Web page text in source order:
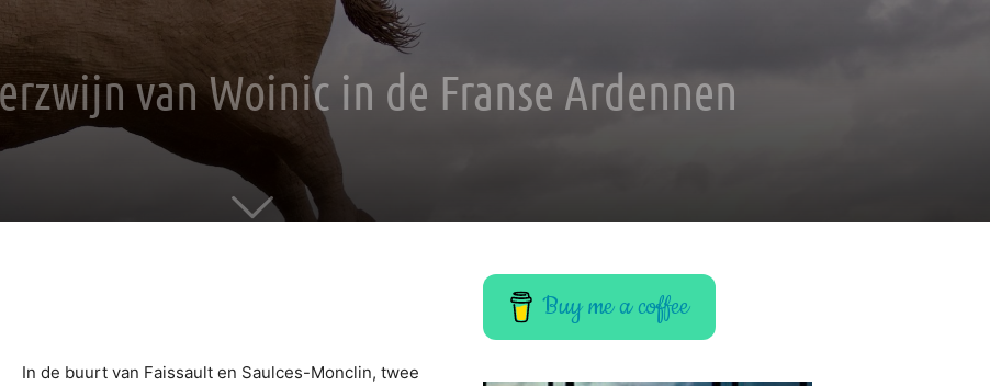
van Woinic in de Franse Ardennen
In de buurt van Faissault en Saulces-Monclin, twee
Buy me a coffee